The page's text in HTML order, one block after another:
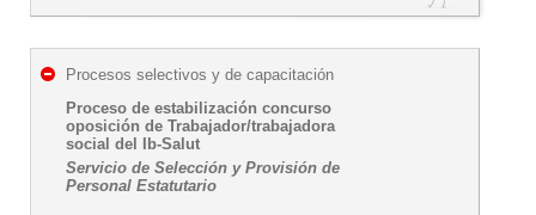
Procesos selectivos y de capacitación
Proceso de estabilización concurso
oposición de Trabajador/trabajadora
social del Ib-Salut
Servicio de Selección y Provisión de
Personal Estatutario